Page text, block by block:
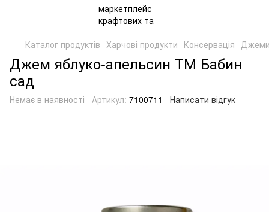
Каталог продуктів Харчові продукти Консервація
Джем яблуко-апельсин ТМ Бабин
сад
Немає в наявності Артикул: 7100711 Написати відгук